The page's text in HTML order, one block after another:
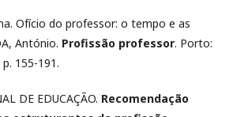
Ofício do professor: o tempo e as
António. Profissão professor. Porto:
155-191.
DE EDUCAÇÃO. Recomendação